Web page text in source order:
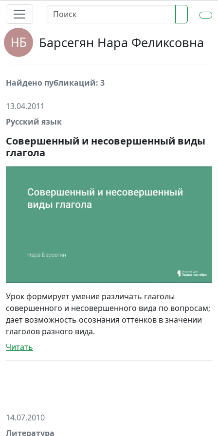
Барсегян Нара Феликсовна
Найдено публикаций: 3
13.04.2011
Русский язык
Совершенный и несовершенный виды
глагола
Урок формирует умение различать глаголы
совершенного и несовершенного вида по вопросам;
дает возможность осознания оттенков в значении
глаголов разного вида.
Читать
14.07.2010
Литература